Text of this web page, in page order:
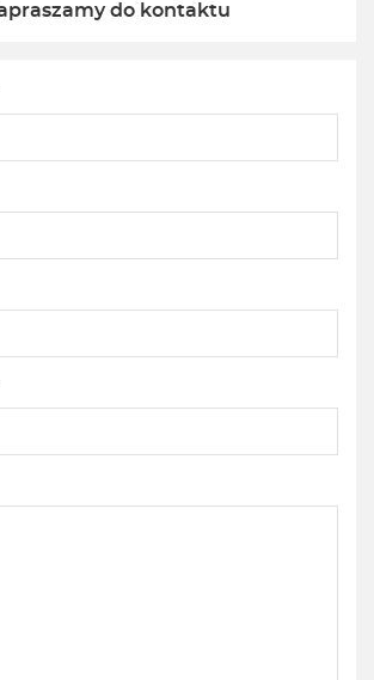
do kontaktu